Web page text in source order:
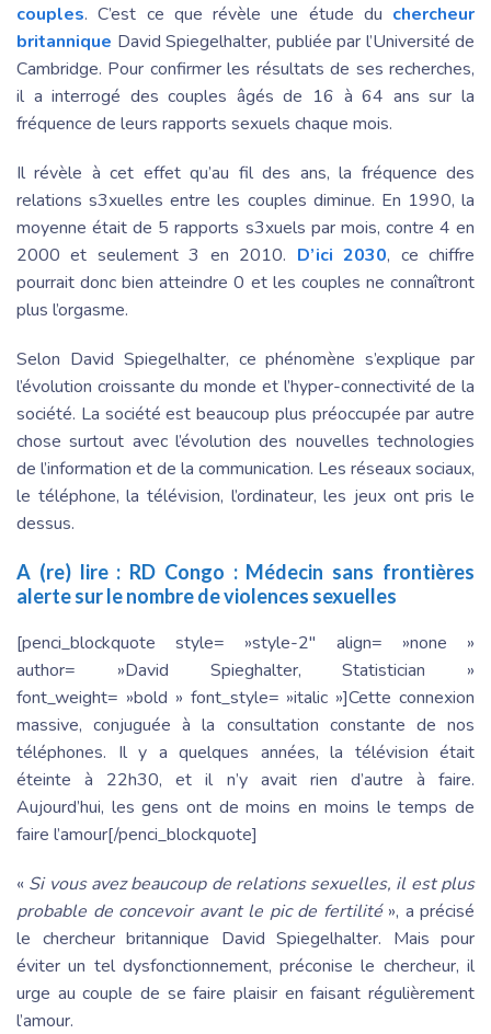
couples. C’est ce que révèle une étude du chercheur
britannique David Spiegelhalter, publiée par l’Université de
Cambridge. Pour confirmer les résultats de ses recherches,
il a interrogé des couples âgés de 16 à 64 ans sur la
fréquence de leurs rapports sexuels chaque mois.
Il révèle à cet effet qu’au fil des ans, la fréquence des
relations s3xuelles entre les couples diminue. En 1990, la
moyenne était de 5 rapports s3xuels par mois, contre 4 en
2000 et seulement 3 en 2010. D’ici 2030, ce chiffre
pourrait donc bien atteindre 0 et les couples ne connaîtront
plus l’orgasme.
Selon David Spiegelhalter, ce phénomène s’explique par
l’évolution croissante du monde et l’hyper-connectivité de la
société. La société est beaucoup plus préoccupée par autre
chose surtout avec l’évolution des nouvelles technologies
de l’information et de la communication. Les réseaux sociaux,
le téléphone, la télévision, l’ordinateur, les jeux ont pris le
dessus.
A (re) lire : RD Congo : Médecin sans frontières
alerte sur le nombre de violences sexuelles
[penci_blockquote style= »style-2″ align= »none »
author= »David Spieghalter, Statistician »
font_weight= »bold » font_style= »italic »]Cette connexion
massive, conjuguée à la consultation constante de nos
téléphones. Il y a quelques années, la télévision était
éteinte à 22h30, et il n’y avait rien d’autre à faire.
Aujourd’hui, les gens ont de moins en moins le temps de
faire l’amour[/penci_blockquote]
« Si vous avez beaucoup de relations sexuelles, il est plus
probable de concevoir avant le pic de fertilité», a précisé
le chercheur britannique David Spiegelhalter. Mais pour
éviter un tel dysfonctionnement, préconise le chercheur, il
urge au couple de se faire plaisir en faisant régulièrement
l’amour.